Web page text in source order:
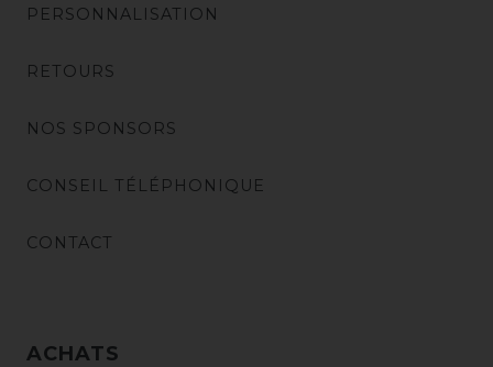
PERSONNALISATION
RETOURS
NOS SPONSORS
CONSEIL TÉLÉPHONIQUE
CONTACT
ACHATS